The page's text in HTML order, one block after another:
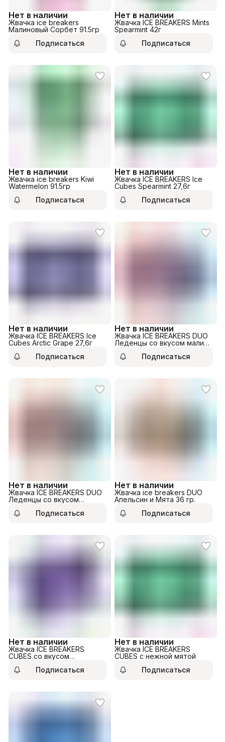
Нет в наличии
Жвачка ice breakers
Малиновый Сорбет 91.5гр
Подписаться
Нет в наличии
Жвачка ICE BREAKERS Mints
Spearmint 42г
Подписаться
Нет в наличии
Жвачка ice breakers Kiwi
Watermelon 91.5гр
Подписаться
Нет в наличии
Жвачка ICE BREAKERS Ice
Cubes Spearmint 27,6г
Подписаться
Нет в наличии
Жвачка ICE BREAKERS Ice
Cubes Arctic Grape 27,6г
Подписаться
Нет в наличии
Жвачка ICE BREAKERS DUO
Леденцы со вкусом малины
Подписаться
Нет в наличии
Жвачка ICE BREAKERS DUO
Леденцы со вкусом
Подписаться
Нет в наличии
Жвачка ice breakers DUO
Апельсин и Мята 36 гр.
Подписаться
Нет в наличии
Жвачка ICE BREAKERS
CUBES со вкусом
12кубиковПодписаться
Нет в наличии
Жвачка ICE BREAKERS
CUBES с нежной мятой
Подписаться